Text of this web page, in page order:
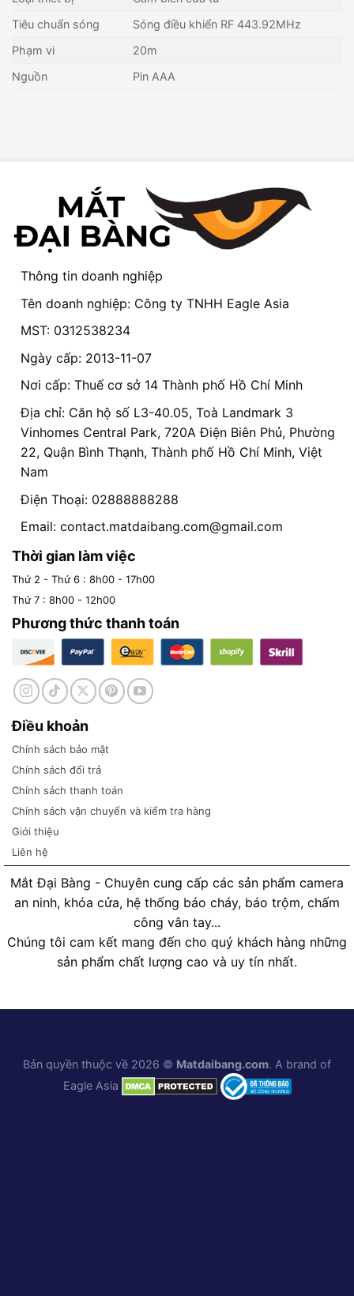
Tiêu chuẩn sóng
Sóng điều khiển RF 443.92MHz
Phạm vi
20m
Nguồn
Pin AAA
Thông tin doanh nghiệp
Tên doanh nghiệp: Công ty TNHH Eagle Asia
MST: 0312538234
Ngày cấp: 2013-11-07
Nơi cấp: Thuế cơ sở 14 Thành phố Hồ Chí Minh
Địa chỉ: Căn hộ số L3-40.05, Toà Landmark 3
Vinhomes Central Park, 720A Điện Biên Phủ, Phường
22, Quận Bình Thạnh, Thành phố Hồ Chí Minh, Việt
Nam
Điện Thoại: 02888888288
Email: contact.matdaibang.com@gmail.com
Thời gian làm việc
Thứ 2 - Thứ 6 : 8h00 - 17h00
Thứ 7 : 8h00 - 12h00
Phương thức thanh toán
Điều khoản
Chính sách bảo mật
Chính sách đổi trả
Chính sách thanh toán
Chính sách vận chuyển và kiểm tra hàng
Giới thiệu
Liên hệ
Mắt Đại Bàng - Chuyên cung cấp các sản phẩm camera
an ninh, khóa cửa, hệ thống báo cháy, báo trộm, chấm
công vân tay...
Chúng tôi cam kết mang đến cho quý khách hàng những
sản phẩm chất lượng cao và uy tín nhất.
Bản quyền thuộc về 2026 © Matdaibang.com. A brand of
Eagle Asia